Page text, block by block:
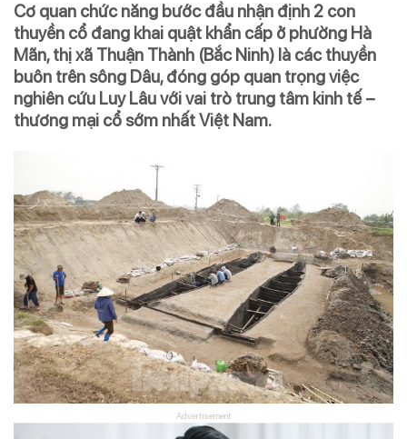
Cơ quan chức năng bước đầu nhận định 2 con
thuyền cổ đang khai quật khẩn cấp ở phường Hà
Mãn, thị xã Thuận Thành (Bắc Ninh) là các thuyền
buôn trên sông Dâu, đóng góp quan trọng việc
nghiên cứu Luy Lâu với vai trò trung tâm kinh tế –
thương mại cổ sớm nhất Việt Nam.
Advertisement